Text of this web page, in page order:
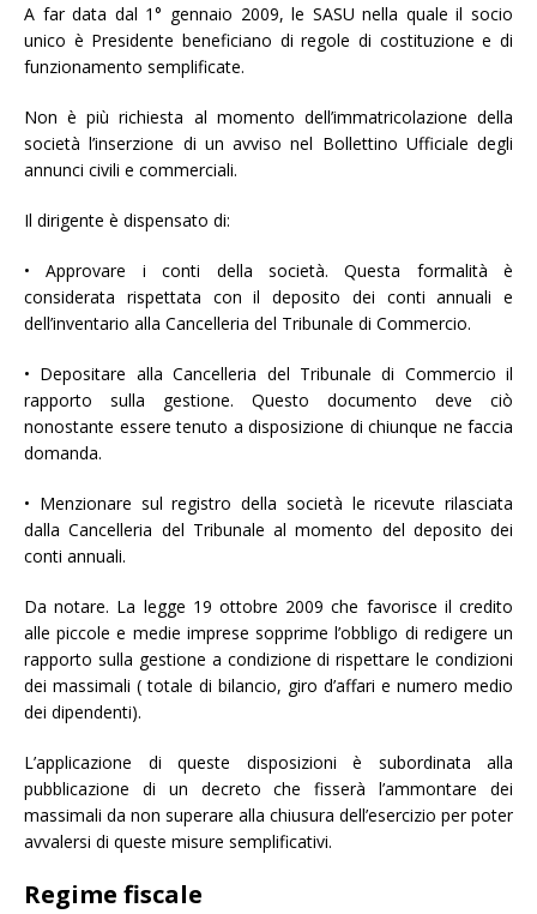
A far data dal 1° gennaio 2009, le SASU nella quale il socio
unico è Presidente beneficiano di regole di costituzione e di
funzionamento semplificate.
Non è più richiesta al momento dell’immatricolazione della
società l’inserzione di un avviso nel Bollettino Ufficiale degli
annunci civili e commerciali.
Il dirigente è dispensato di:
• Approvare i conti della società. Questa formalità è
considerata rispettata con il deposito dei conti annuali e
dell’inventario alla Cancelleria del Tribunale di Commercio.
• Depositare alla Cancelleria del Tribunale di Commercio il
rapporto sulla gestione. Questo documento deve ciò
nonostante essere tenuto a disposizione di chiunque ne faccia
domanda.
• Menzionare sul registro della società le ricevute rilasciata
dalla Cancelleria del Tribunale al momento del deposito dei
conti annuali.
Da notare. La legge 19 ottobre 2009 che favorisce il credito
alle piccole e medie imprese sopprime l’obbligo di redigere un
rapporto sulla gestione a condizione di rispettare le condizioni
dei massimali ( totale di bilancio, giro d’affari e numero medio
dei dipendenti).
L’applicazione di queste disposizioni è subordinata alla
pubblicazione di un decreto che fisserà l’ammontare dei
massimali da non superare alla chiusura dell’esercizio per poter
avvalersi di queste misure semplificativi.
Regime fiscale